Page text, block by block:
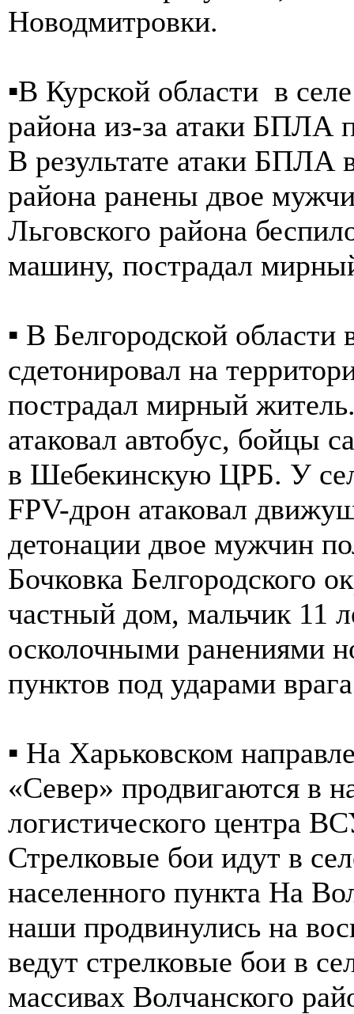
Новодмитровки.
▪️В Курской области в
района из-за атаки БПЛА
В результате атаки БПЛА
района ранены двое
Льговского района
машину, пострадал
▪️ В Белгородской
сдетонировал на
пострадал мирный
атаковал автобус, бойцы
в Шебекинскую ЦРБ. У
FPV-дрон атаковал
детонации двое мужчин
Бочковка Белгородского
частный дом, мальчик 11
осколочными ранениями
пунктов под ударами
▪️ На Харьковском
«Север» продвигаются в
логистического центра
Стрелковые бои идут в
населенного пункта На
наши продвинулись на
ведут стрелковые бои в
массивах Волчанского